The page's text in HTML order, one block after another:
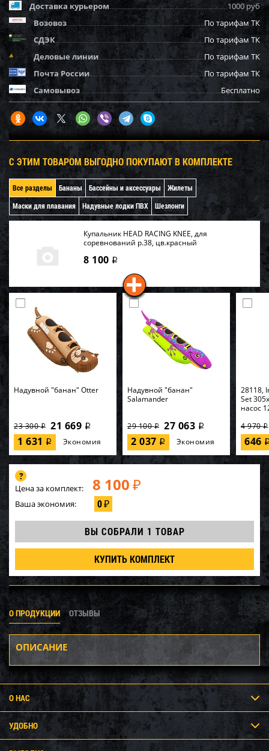
Доставка курьером
1000 руб
Возовоз
По тарифам ТК
СДЭК
По тарифам ТК
Деловые линии
По тарифам ТК
Почта России
По тарифам ТК
Самовывоз
Бесплатно
С ЭТИМ ТОВАРОМ ВЫГОДНО ПОКУПАЮТ В КОМПЛЕКТЕ
Все разделы Бананы Бассейны и аксессуары
Жилеты
Маски для плавания
Надувные лодки ПВХ Шезлонги
Купальник HEAD RACING KNEE, для
соревнований р.38, цв.красный
8 100 i
Надувной "банан" Otter
23 300i 21 669 i
1 631 i Экономия
Надувной "банан"
Salamander
29 100i 27 063 i
2 037 i Экономия
28118,
Set
насос
4 970i
646
Цена за комплект: 8 100 ₽
Ваша экономия: 0₽
ВЫ СОБРАЛИ 1 ТОВАР
КУПИТЬ КОМПЛЕКТ
О ПРОДУКЦИИ ОТЗЫВЫ
ОПИСАНИЕ
О НАС
УДОБНО